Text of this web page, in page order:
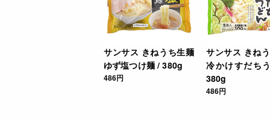
サンサス きねうち生麺
ゆず塩つけ麺 / 380g
486円
サンサス きね
冷かけすだち
380g
486円